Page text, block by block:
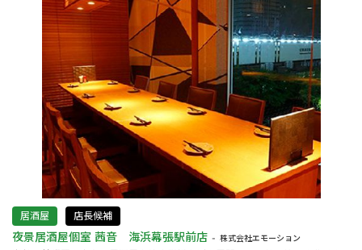
居酒屋 店長候補
夜景居酒屋個室 茜音 海浜幕張駅前店 株式会社エモーション